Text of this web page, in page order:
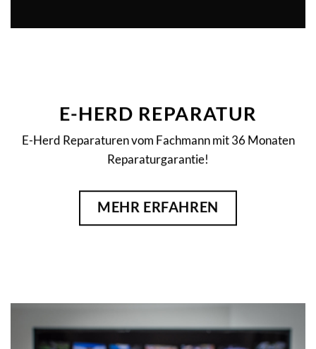
E-HERD REPARATUR
E-Herd Reparaturen vom Fachmann mit 36 Monaten
Reparaturgarantie!
MEHR ERFAHREN